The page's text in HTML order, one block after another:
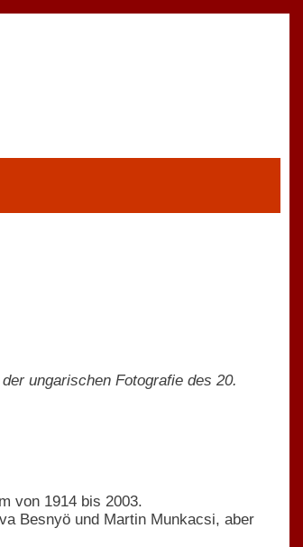
ungarischen Fotografie des 20.
von 1914 bis 2003.
Besnyö und Martin Munkacsi, aber